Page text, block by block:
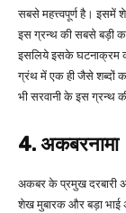
सबसे महत्त्वपूर्ण है। इसमें
इस ग्रन्थ की सबसे बड़ी
इसलिये इसके घटनाक्रम
ग्रंथ में एक ही जैसे शब्दों
भी सरवानी के इस ग्रन्थ
4. अकबरनामा
अकबर के प्रमुख दरबारी
शेख मुबारक और बड़ा भाई